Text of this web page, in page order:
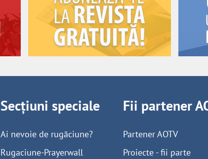
Secțiuni speciale
Ai nevoie de rugăciune?
Rugaciune-Prayerwall
Fii partener
Partener AOTV
Proiecte - fii parte